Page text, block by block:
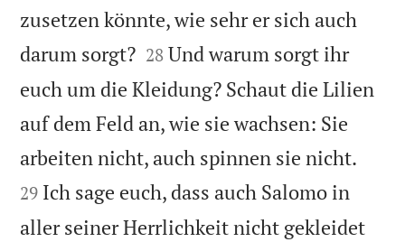
zusetzen könnte, wie sehr er sich auch
darum sorgt?
28 Und warum sorgt ihr
euch um die Kleidung? Schaut die Lilien
auf dem Feld an, wie sie wachsen: Sie
arbeiten nicht, auch spinnen sie nicht.
29 Ich sage euch, dass auch Salomo in
aller seiner Herrlichkeit nicht gekleidet